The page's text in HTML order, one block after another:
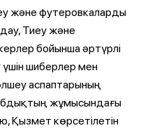
және футеровкаларды
Тиеу және
бойынша әртүрлі
шиберлер мен
аспаптарының
жұмысындағы
Қызмет көрсетілетін